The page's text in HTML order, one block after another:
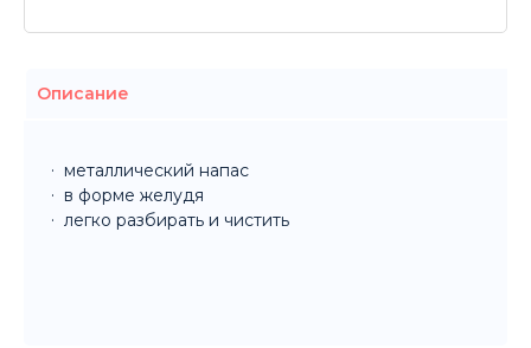
Описание
металлический напас
в форме желудя
легко разбирать и чистить